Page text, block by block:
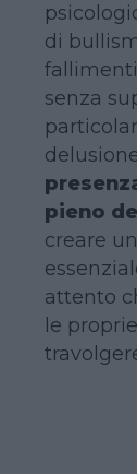
di
senza
pieno
creare
attento
le